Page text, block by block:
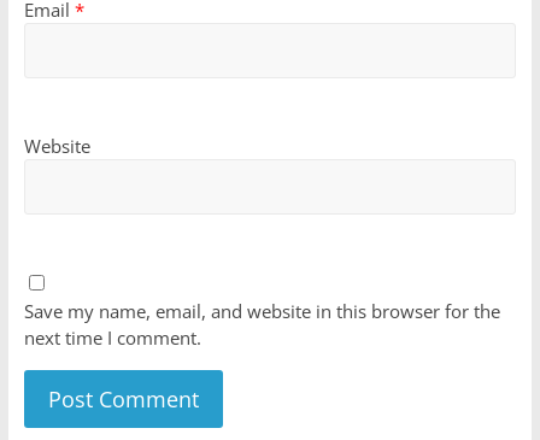
Email *
Website
Save my name, email, and website in this browser for the
next time I comment.